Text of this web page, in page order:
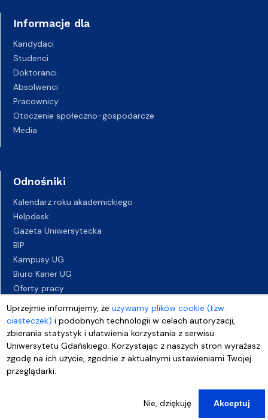
Uprzejmie informujemy, żeużywamy plików cookie (tzw.
ciasteczek) i podobnych technologii w celach autoryzacji,
zbierania statystyk i ułatwienia korzystania z serwisu
Uniwersytetu Gdańskiego. Korzystając z naszych stron wyrażasz
zgodę na ich użycie, zgodnie z aktualnymi ustawieniami Twojej
przeglądarki.
Nie, dziękuję Akceptuj
Informacje dla
Kandydaci
Studenci
Doktoranci
Absolwenci
Pracownicy
Otoczenie społeczno-gospodarcze
Media
Odnośniki
Kalendarz roku akademickiego
Helpdesk
Gazeta Uniwersytecka
BIP
Kampusy UG
Biuro Karier UG
Oferty pracy
Deklaracja dostępności